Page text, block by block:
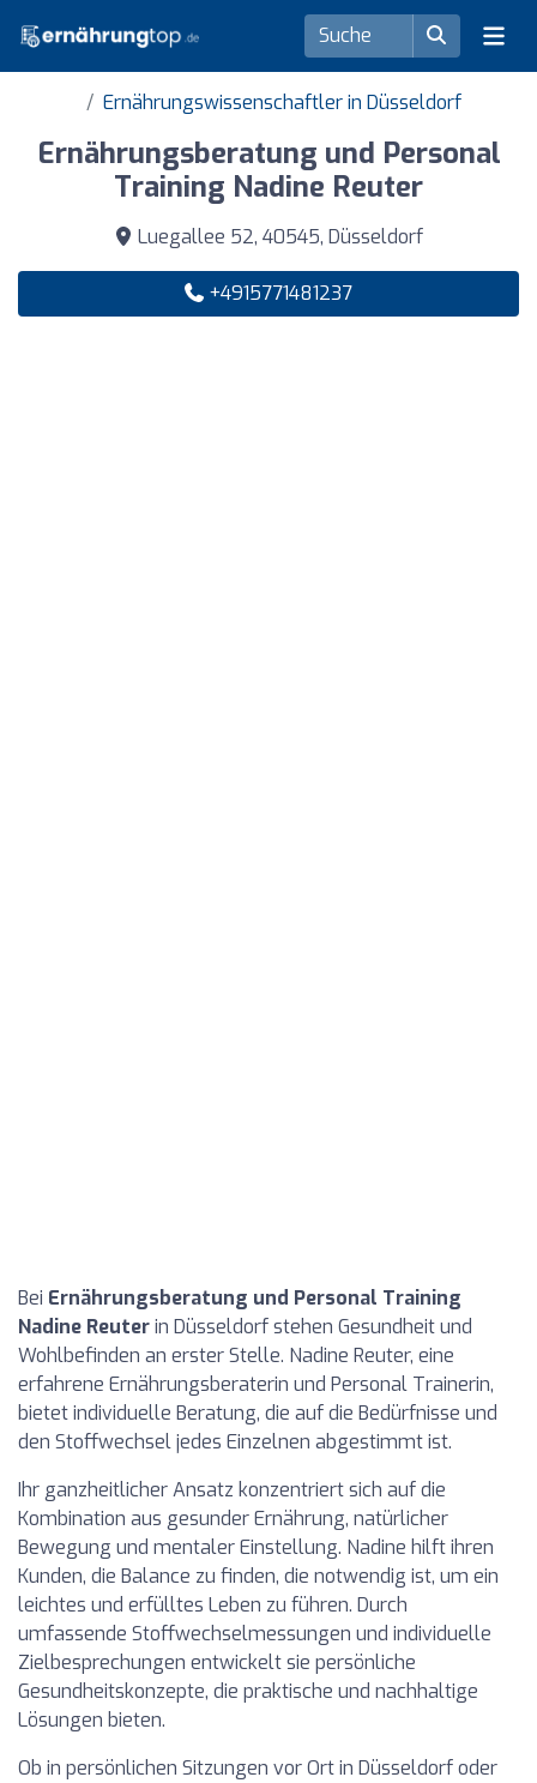
Ernährungswissenschaftler in Düsseldorf
Ernährungsberatung und Personal
Training Nadine Reuter
Luegallee 52, 40545, Düsseldorf
+4915771481237
Bei Ernährungsberatung und Personal Training
Nadine Reuterin Düsseldorf stehen Gesundheit und
Wohlbefinden an erster Stelle. Nadine Reuter, eine
erfahrene Ernährungsberaterin und Personal Trainerin,
bietet individuelle Beratung, die auf die Bedürfnisse und
den Stoffwechsel jedes Einzelnen abgestimmt ist.
Ihr ganzheitlicher Ansatz konzentriert sich auf die
Kombination aus gesunder Ernährung, natürlicher
Bewegung und mentaler Einstellung. Nadine hilft ihren
Kunden, die Balance zu finden, die notwendig ist, um ein
leichtes und erfülltes Leben zu führen. Durch
umfassende Stoffwechselmessungen und individuelle
Zielbesprechungen entwickelt sie persönliche
Gesundheitskonzepte, die praktische und nachhaltige
Lösungen bieten.
Ob in persönlichen Sitzungen vor Ort in Düsseldorf oder